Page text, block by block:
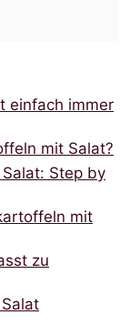
einfach immer
mit Salat?
Step by
mit
zu